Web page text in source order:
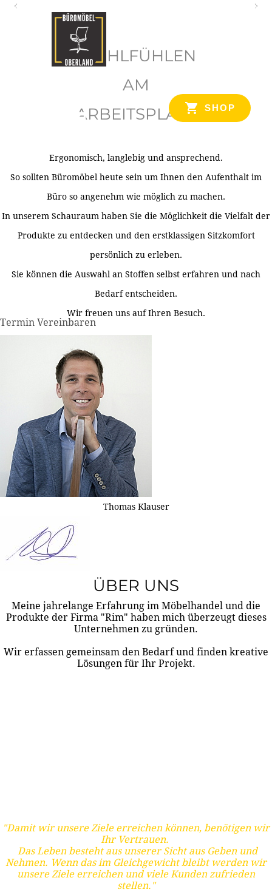
SHOP
WOHLFÜHLEN
AM
ARBEITSPLATZ
Ergonomisch, langlebig und ansprechend.
So sollten Büromöbel heute sein um Ihnen den Aufenthalt im
Büro so angenehm wie möglich zu machen.
In unserem Schauraum haben Sie die Möglichkeit die Vielfalt der
Produkte zu entdecken und den erstklassigen Sitzkomfort
persönlich zu erleben.
Sie können die Auswahl an Stoffen selbst erfahren und nach
Bedarf entscheiden.
Wir freuen uns auf Ihren Besuch.
Termin Vereinbaren
Thomas Klauser
ÜBER UNS
Meine jahrelange Erfahrung im Möbelhandel und die
Produkte der Firma "Rim" haben mich überzeugt dieses
Unternehmen zu gründen.
Wir erfassen gemeinsam den Bedarf und finden kreative
Lösungen für Ihr Projekt.
"Damit wir unsere Ziele erreichen können, benötigen wir
Ihr Vertrauen.
Das Leben besteht aus unserer Sicht aus Geben und
Nehmen. Wenn das im Gleichgewicht bleibt werden wir
unsere Ziele erreichen und viele Kunden zufrieden
stellen."